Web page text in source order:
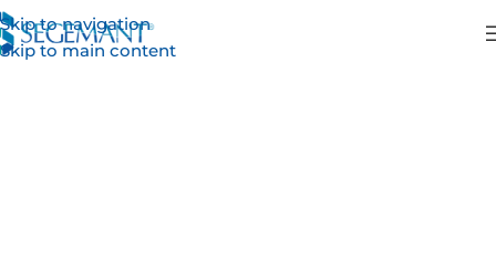
Skip to navigation
Skip to main content